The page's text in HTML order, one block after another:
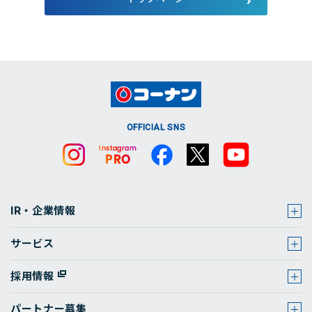
OFFICIAL SNS
IR・企業情報
サービス
採用情報
パートナー募集